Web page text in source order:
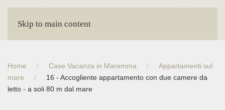
Skip to main content
Home Case Vacanza in Maremma
Appartamenti sul
mare
16 - Accogliente appartamento con due camere da
letto - a soli 80 m dal mare